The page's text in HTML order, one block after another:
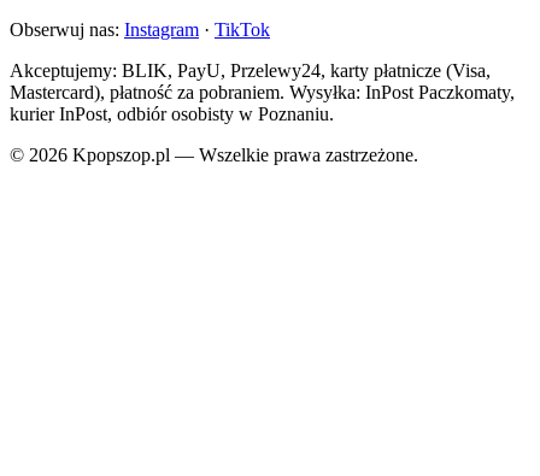
Obserwuj nas: Instagram · TikTok
Akceptujemy: BLIK, PayU, Przelewy24, karty płatnicze (Visa,
Mastercard), płatność za pobraniem. Wysyłka: InPost Paczkomaty,
kurier InPost, odbiór osobisty w Poznaniu.
© 2026 Kpopszop.pl — Wszelkie prawa zastrzeżone.